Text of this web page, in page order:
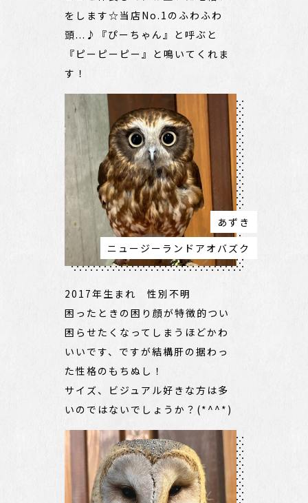
をします☆当店No.1のふわふわ
頭...♪『ぴーちゃん』と呼ぶと
『ピーピーピー』と鳴いてくれま
す！
あずき
ニュージーランドアオバズク
2017年生まれ 性別不明
困ったときの困り顔が特徴的つい
困らせたくなってしまうほどかわ
いいです、ですが結構肝の据わっ
た性格のもちぬし！
サイズ、ビジュアル好きな方は多
いのではないでしょうか？(*^^*)